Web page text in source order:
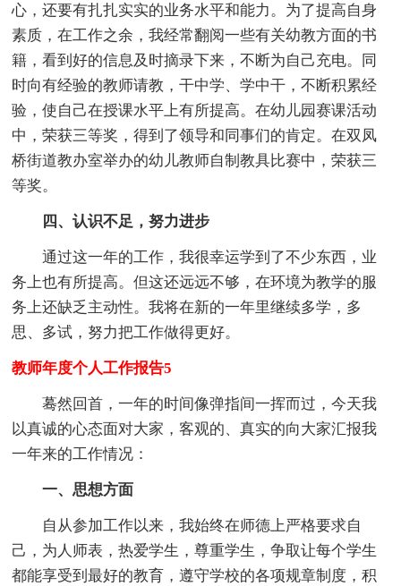
心，还要有扎扎实实的业务水平和能力。为了提高自身
素质，在工作之余，我经常翻阅一些有关幼教方面的书
籍，看到好的信息及时摘录下来，不断为自己充电。同
时向有经验的教师请教，干中学、学中干，不断积累经
验，使自己在授课水平上有所提高。在幼儿园赛课活动
中，荣获三等奖，得到了领导和同事们的肯定。在双凤
桥街道教办室举办的幼儿教师自制教具比赛中，荣获三
等奖。
四、认识不足，努力进步
通过这一年的工作，我很幸运学到了不少东西，业
务上也有所提高。但这还远远不够，在环境为教学的服
务上还缺乏主动性。我将在新的一年里继续多学，多
思、多试，努力把工作做得更好。
教师年度个人工作报告5
蓦然回首，一年的时间像弹指间一挥而过，今天我
以真诚的心态面对大家，客观的、真实的向大家汇报我
一年来的工作情况：
一、思想方面
自从参加工作以来，我始终在师德上严格要求自
己，为人师表，热爱学生，尊重学生，争取让每个学生
都能享受到最好的教育，遵守学校的各项规章制度，积